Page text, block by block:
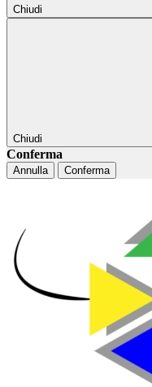
Chiudi
Chiudi
Conferma
Annulla Conferma